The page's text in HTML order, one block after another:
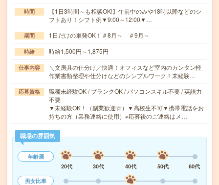
時間
【1日3時間～も相談OK!】午前中のみや18時以降などのシ
フトあり！シフト例▼9:00～12:00▼…
期間 1日だけの単発OK！＃8月～ ＃9月～
時給 時給1,500円～1,875円
仕事内容
＼文房具の仕分け／快適！オフィスなど室内のカンタン軽
作業書類整理や仕分けなどのシンプルワーク！未経験…
応募資格
職種未経験OK / ブランクOK / パソコンスキル不要 / 英語力
不要
▼未経験OK！（副業歓迎☆）▼高校生不可▼携帯電話をお
持ちの方（業務連絡に使用）※応募後のご連絡はメ…
職場の雰囲気
年齢層
20代
30代 40代 50代
60代
男女比率